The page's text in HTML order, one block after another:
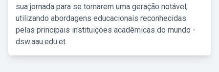
sua jornada para se tornarem uma geração notável,
utilizando abordagens educacionais reconhecidas
pelas principais instituições acadêmicas do mundo -
dsw.aau.edu.et.